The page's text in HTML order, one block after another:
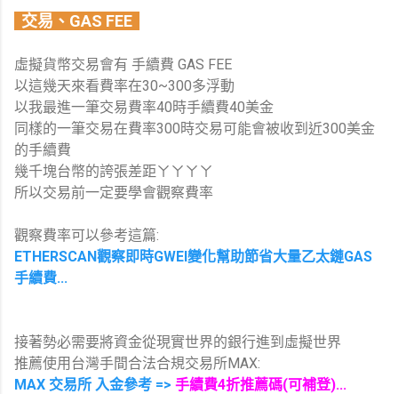
交易、GAS FEE
虛擬貨幣交易會有 手續費 GAS FEE
以這幾天來看費率在30~300多浮動
以我最進一筆交易費率40時手續費40美金
同樣的一筆交易在費率300時交易可能會被收到近300美金
的手續費
幾千塊台幣的誇張差距ㄚㄚㄚㄚ
所以交易前一定要學會觀察費率
觀察費率可以參考這篇:
ETHERSCAN觀察即時GWEI變化幫助節省大量乙太鏈GAS
手續費...
接著勢必需要將資金從現實世界的銀行進到虛擬世界
推薦使用台灣手間合法合規交易所MAX:
MAX 交易所 入金參考 => 手續費4折推薦碼(可補登)...